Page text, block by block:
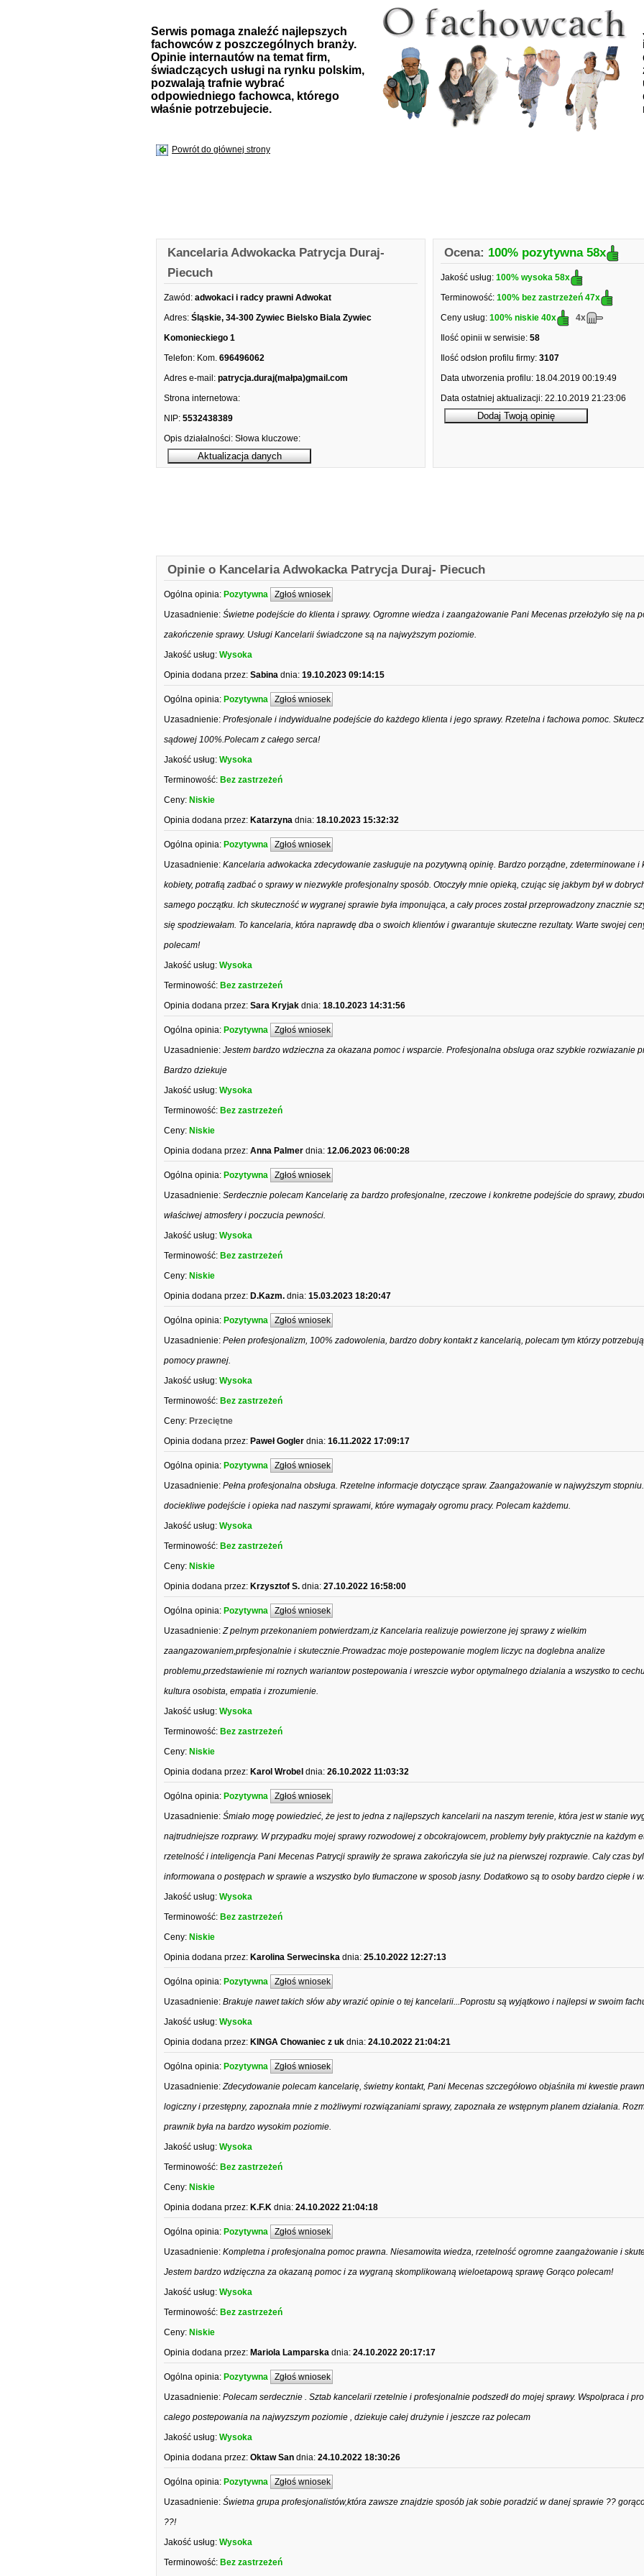
Serwis pomaga znaleźć najlepszych
fachowców z poszczególnych branży.
Opinie internautów na temat firm,
świadczących usługi na rynku polskim,
pozwalają trafnie wybrać
odpowiedniego fachowca, którego
właśnie potrzebujecie.
Powrót do głównej strony
Kancelaria Adwokacka Patrycja Duraj-
Piecuch
Zawód: adwokaci i radcy prawni Adwokat
Adres: Śląskie, 34-300 Zywiec Bielsko Biala Zywiec
Komonieckiego 1
Telefon: Kom. 696496062
Adres e-mail: patrycja.duraj(małpa)gmail.com
Strona internetowa:
NIP: 5532438389
Opis działalności: Słowa kluczowe:
Ocena: 100% pozytywna 58x
Jakość usług: 100% wysoka 58x
Terminowość: 100% bez zastrzeżeń 47x
Ceny usług: 100% niskie 40x
4x
Ilość opinii w serwisie: 58
Ilość odsłon profilu firmy: 3107
Data utworzenia profilu: 18.04.2019 00:19:49
Data ostatniej aktualizacji: 22.10.2019 21:23:06
Opinie o Kancelaria Adwokacka Patrycja Duraj- Piecuch
Ogólna opinia: Pozytywna Zgłoś wniosek
Uzasadnienie: Świetne podejście do klienta i sprawy. Ogromne wiedza i zaangażowanie Pani Mecenas przełożyło się na
zakończenie sprawy. Usługi Kancelarii świadczone są na najwyższym poziomie.
Jakość usług: Wysoka
Opinia dodana przez: Sabina dnia: 19.10.2023 09:14:15
Ogólna opinia: Pozytywna Zgłoś wniosek
Uzasadnienie: Profesjonale i indywidualne podejście do każdego klienta i jego sprawy. Rzetelna i fachowa pomoc.
sądowej 100%.Polecam z całego serca!
Jakość usług: Wysoka
Terminowość: Bez zastrzeżeń
Ceny: Niskie
Opinia dodana przez: Katarzyna dnia: 18.10.2023 15:32:32
Ogólna opinia: Pozytywna Zgłoś wniosek
Uzasadnienie: Kancelaria adwokacka zdecydowanie zasługuje na pozytywną opinię. Bardzo porządne, zdeterminowane i
kobiety, potrafią zadbać o sprawy w niezwykle profesjonalny sposób. Otoczyły mnie opieką, czując się jakbym był w
samego początku. Ich skuteczność w wygranej sprawie była imponująca, a cały proces został przeprowadzony znacznie
się spodziewałam. To kancelaria, która naprawdę dba o swoich klientów i gwarantuje skuteczne rezultaty. Warte swojej
polecam!
Jakość usług: Wysoka
Terminowość: Bez zastrzeżeń
Opinia dodana przez: Sara Kryjak dnia: 18.10.2023 14:31:56
Ogólna opinia: Pozytywna Zgłoś wniosek
Uzasadnienie: Jestem bardzo wdzieczna za okazana pomoc i wsparcie. Profesjonalna obsluga oraz szybkie rozwiazanie
Bardzo dziekuje
Jakość usług: Wysoka
Terminowość: Bez zastrzeżeń
Ceny: Niskie
Opinia dodana przez: Anna Palmer dnia: 12.06.2023 06:00:28
Ogólna opinia: Pozytywna Zgłoś wniosek
Uzasadnienie: Serdecznie polecam Kancelarię za bardzo profesjonalne, rzeczowe i konkretne podejście do sprawy,
właściwej atmosfery i poczucia pewności.
Jakość usług: Wysoka
Terminowość: Bez zastrzeżeń
Ceny: Niskie
Opinia dodana przez: D.Kazm. dnia: 15.03.2023 18:20:47
Ogólna opinia: Pozytywna Zgłoś wniosek
Uzasadnienie: Pełen profesjonalizm, 100% zadowolenia, bardzo dobry kontakt z kancelarią, polecam tym którzy
pomocy prawnej.
Jakość usług: Wysoka
Terminowość: Bez zastrzeżeń
Ceny: Przeciętne
Opinia dodana przez: Paweł Gogler dnia: 16.11.2022 17:09:17
Ogólna opinia: Pozytywna Zgłoś wniosek
Uzasadnienie: Pełna profesjonalna obsługa. Rzetelne informacje dotyczące spraw. Zaangażowanie w najwyższym
dociekliwe podejście i opieka nad naszymi sprawami, które wymagały ogromu pracy. Polecam każdemu.
Jakość usług: Wysoka
Terminowość: Bez zastrzeżeń
Ceny: Niskie
Opinia dodana przez: Krzysztof S. dnia: 27.10.2022 16:58:00
Ogólna opinia: Pozytywna Zgłoś wniosek
Uzasadnienie: Z pelnym przekonaniem potwierdzam,iz Kancelaria realizuje powierzone jej sprawy z wielkim
zaangazowaniem,prpfesjonalnie i skutecznie.Prowadzac moje postepowanie moglem liczyc na doglebna analize
problemu,przedstawienie mi roznych wariantow postepowania i wreszcie wybor optymalnego dzialania a wszystko to
kultura osobista, empatia i zrozumienie.
Jakość usług: Wysoka
Terminowość: Bez zastrzeżeń
Ceny: Niskie
Opinia dodana przez: Karol Wrobel dnia: 26.10.2022 11:03:32
Ogólna opinia: Pozytywna Zgłoś wniosek
Uzasadnienie: Śmiało mogę powiedzieć, że jest to jedna z najlepszych kancelarii na naszym terenie, która jest w stanie
najtrudniejsze rozprawy. W przypadku mojej sprawy rozwodowej z obcokrajowcem, problemy były praktycznie na każdym
rzetelność i inteligencja Pani Mecenas Patrycji sprawiły że sprawa zakończyła sie już na pierwszej rozprawie. Caly czas
informowana o postępach w sprawie a wszystko bylo tłumaczone w sposob jasny. Dodatkowo są to osoby bardzo ciepłe i
Jakość usług: Wysoka
Terminowość: Bez zastrzeżeń
Ceny: Niskie
Opinia dodana przez: Karolina Serwecinska dnia: 25.10.2022 12:27:13
Ogólna opinia: Pozytywna Zgłoś wniosek
Uzasadnienie: Brakuje nawet takich słów aby wrazić opinie o tej kancelarii...Poprostu są wyjątkowo i najlepsi w swoim
Jakość usług: Wysoka
Opinia dodana przez: KINGA Chowaniec z uk dnia: 24.10.2022 21:04:21
Ogólna opinia: Pozytywna Zgłoś wniosek
Uzasadnienie: Zdecydowanie polecam kancelarię, świetny kontakt, Pani Mecenas szczegółowo objaśniła mi kwestie
logiczny i przestępny, zapoznała mnie z możliwymi rozwiązaniami sprawy, zapoznała ze wstępnym planem działania.
prawnik była na bardzo wysokim poziomie.
Jakość usług: Wysoka
Terminowość: Bez zastrzeżeń
Ceny: Niskie
Opinia dodana przez: K.F.K dnia: 24.10.2022 21:04:18
Ogólna opinia: Pozytywna Zgłoś wniosek
Uzasadnienie: Kompletna i profesjonalna pomoc prawna. Niesamowita wiedza, rzetelność ogromne zaangażowanie i
Jestem bardzo wdzięczna za okazaną pomoc i za wygraną skomplikowaną wieloetapową sprawę Gorąco polecam!
Jakość usług: Wysoka
Terminowość: Bez zastrzeżeń
Ceny: Niskie
Opinia dodana przez: Mariola Lamparska dnia: 24.10.2022 20:17:17
Ogólna opinia: Pozytywna Zgłoś wniosek
Uzasadnienie: Polecam serdecznie . Sztab kancelarii rzetelnie i profesjonalnie podszedł do mojej sprawy. Wspolpraca i
calego postepowania na najwyzszym poziomie , dziekuje całej drużynie i jeszcze raz polecam
Jakość usług: Wysoka
Opinia dodana przez: Oktaw San dnia: 24.10.2022 18:30:26
Ogólna opinia: Pozytywna Zgłoś wniosek
Uzasadnienie: Świetna grupa profesjonalistów,która zawsze znajdzie sposób jak sobie poradzić w danej sprawie ??
??!
Jakość usług: Wysoka
Terminowość: Bez zastrzeżeń